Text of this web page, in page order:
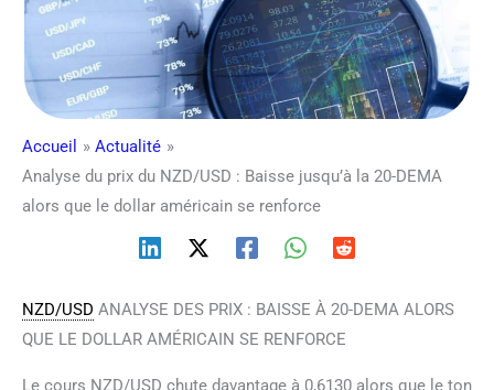
Accueil
Actualité
Analyse du prix du NZD/USD : Baisse jusqu’à la 20-DEMA
alors que le dollar américain se renforce
NZD/USD ANALYSE DES PRIX : BAISSE À 20-DEMA ALORS
QUE LE DOLLAR AMÉRICAIN SE RENFORCE
Le cours NZD/USD chute davantage à 0,6130 alors que le ton